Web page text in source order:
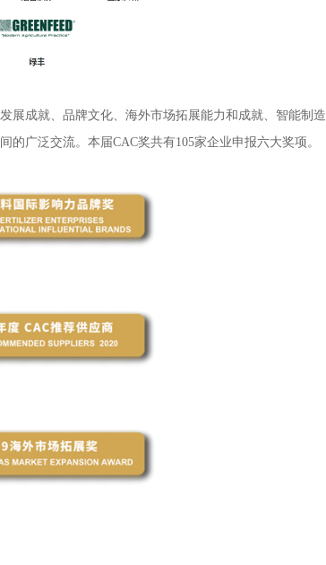
展成就、品牌文化、海外市场拓展能力和成就、智能制造
的广泛交流。本届CAC奖共有105家企业申报六大奖项。